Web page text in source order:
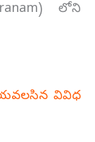
లోని
వివిధ